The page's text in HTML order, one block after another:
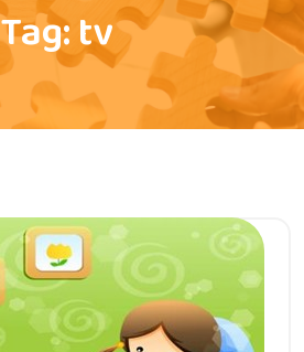
Tag:tv